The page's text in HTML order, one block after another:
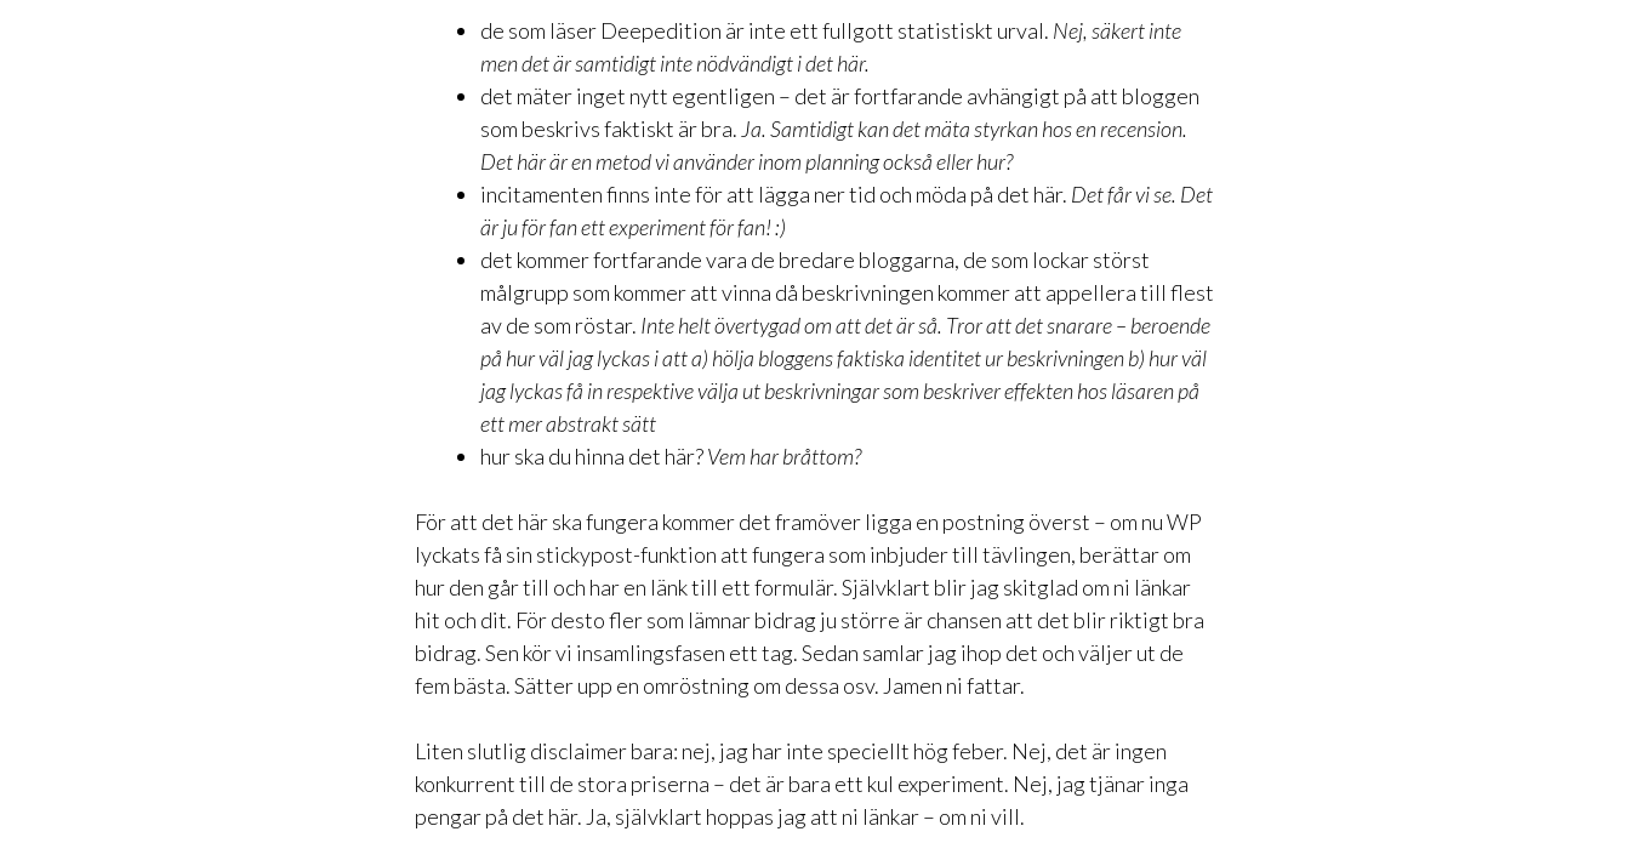
de som läser Deepedition är inte ett fullgott statistiskt urval. Nej, säkert inte
men det är samtidigt inte nödvändigt i det här.
det mäter inget nytt egentligen – det är fortfarande avhängigt på att bloggen
som beskrivs faktiskt är bra. Ja. Samtidigt kan det mäta styrkan hos en recension.
Det här är en metod vi använder inom planning också eller hur?
incitamenten finns inte för att lägga ner tid och möda på det här. Det får vi se. Det
är ju för fan ett experiment för fan! :)
det kommer fortfarande vara de bredare bloggarna, de som lockar störst
målgrupp som kommer att vinna då beskrivningen kommer att appellera till flest
av de som röstar. Inte helt övertygad om att det är så. Tror att det snarare – beroende
på hur väl jag lyckas i att a) hölja bloggens faktiska identitet ur beskrivningen b) hur väl
jag lyckas få in respektive välja ut beskrivningar som beskriver effekten hos läsaren på
ett mer abstrakt sätt
hur ska du hinna det här?Vem har bråttom?
För att det här ska fungera kommer det framöver ligga en postning överst – om nu WP
lyckats få sin stickypost-funktion att fungera som inbjuder till tävlingen, berättar om
hur den går till och har en länk till ett formulär. Självklart blir jag skitglad om ni länkar
hit och dit. För desto fler som lämnar bidrag ju större är chansen att det blir riktigt bra
bidrag. Sen kör vi insamlingsfasen ett tag. Sedan samlar jag ihop det och väljer ut de
fem bästa. Sätter upp en omröstning om dessa osv. Jamen ni fattar.
Liten slutlig disclaimer bara: nej, jag har inte speciellt hög feber. Nej, det är ingen
konkurrent till de stora priserna – det är bara ett kul experiment. Nej, jag tjänar inga
pengar på det här. Ja, självklart hoppas jag att ni länkar – om ni vill.